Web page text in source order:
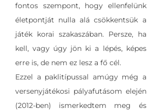
fontos szempont, hogy ellenfelünk
életpontját nulla alá csökkentsük a
játék korai szakaszában. Persze, ha
kell, vagy úgy jön ki a lépés, képes
erre is, de nem ez lesz a fő cél.
Ezzel a paklitípussal amúgy még a
versenyjátékosi pályafutásom elején
(2012-ben) ismerkedtem meg és